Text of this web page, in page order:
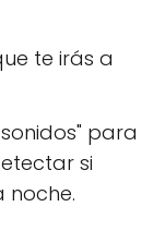
te irás a
para
si
noche.